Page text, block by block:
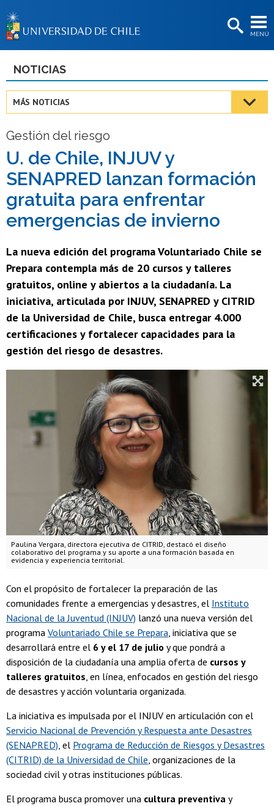
MENÚ
BIBLIOTECAS
Estudiantes
Académicas/os
Funcionarias/os
Egresadas/os
NOTICIAS
MÁS NOTICIAS
Gestión del riesgo
U. de Chile, INJUV y
SENAPRED lanzan formación
gratuita para enfrentar
emergencias de invierno
La nueva edición del programa Voluntariado Chile se
Prepara contempla más de 20 cursos y talleres
gratuitos, online y abiertos a la ciudadanía. La
iniciativa, articulada por INJUV, SENAPRED y CITRID
de la Universidad de Chile, busca entregar 4.000
certificaciones y fortalecer capacidades para la
gestión del riesgo de desastres.
Paulina Vergara, directora ejecutiva de CITRID, destacó el diseño
colaborativo del programa y su aporte a una formación basada en
evidencia y experiencia territorial.
Con el propósito de fortalecer la preparación de las
comunidades frente a emergencias y desastres, el Instituto
Nacional de la Juventud (INJUV) lanzó una nueva versión del
programa Voluntariado Chile se Prepara, iniciativa que se
desarrollará entre el 6 y el 17 de julio y que pondrá a
disposición de la ciudadanía una amplia oferta de cursos y
talleres gratuitos, en línea, enfocados en gestión del riesgo
de desastres y acción voluntaria organizada.
La iniciativa es impulsada por el INJUV en articulación con el
Servicio Nacional de Prevención y Respuesta ante Desastres
(SENAPRED), el Programa de Reducción de Riesgos y Desastres
(CITRID) de la Universidad de Chile, organizaciones de la
sociedad civil y otras instituciones públicas.
El programa busca promover una cultura preventiva y